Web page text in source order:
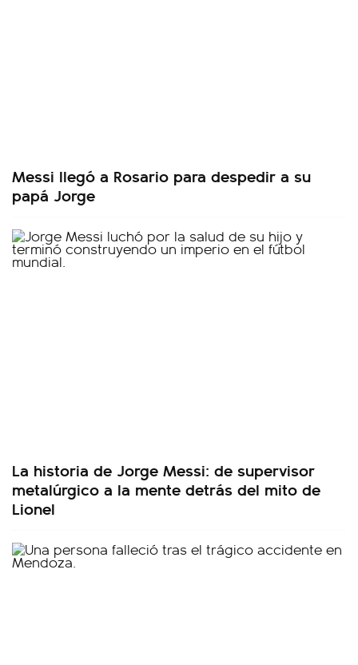
Messi llegó a Rosario para despedir a su
papá Jorge
La historia de Jorge Messi: de supervisor
metalúrgico a la mente detrás del mito de
Lionel